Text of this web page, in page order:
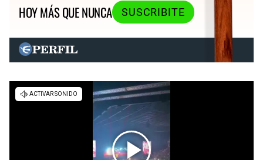
HOY MÁS QUE NUNCA
SUSCRIBITE